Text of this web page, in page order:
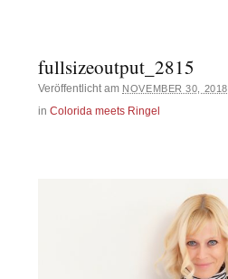
fullsizeoutput_2815
Veröffentlicht am NOVEMBER 30, 2018
inColorida meets Ringel